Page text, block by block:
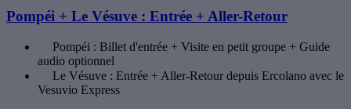
Pompéi + Le Vésuve : Entrée + Aller-Retour
Pompéi : Billet d'entrée + Visite en petit groupe + Guide
audio optionnel
Le Vésuve : Entrée + Aller-Retour depuis Ercolano avec le
Vesuvio Express